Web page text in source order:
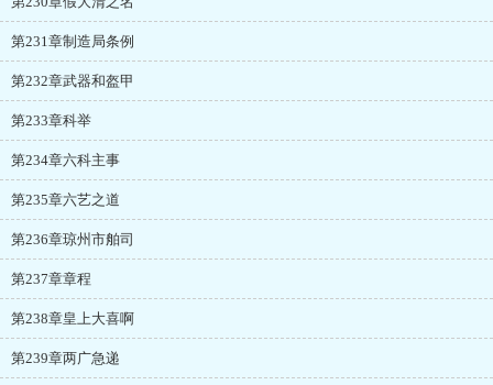
第231章制造局条例
第232章武器和盔甲
第233章科举
第234章六科主事
第235章六艺之道
第236章琼州市舶司
第237章章程
第238章皇上大喜啊
第239章两广急递